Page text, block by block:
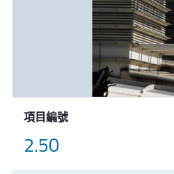
項目編號
2.50